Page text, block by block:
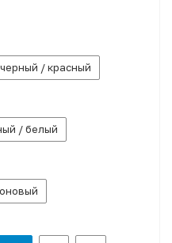
/ красный
/ белый